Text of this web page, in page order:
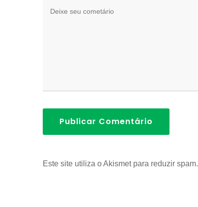
Publicar Comentário
Este site utiliza o Akismet para reduzir spam.